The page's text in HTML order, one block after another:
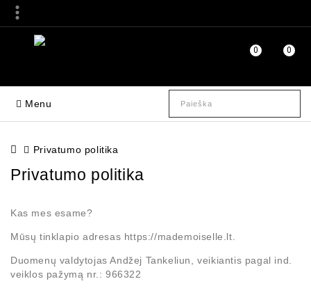
0 0
Menu
Privatumo politika
Privatumo politika
Kas mes esame?
Mūsų tinklapio adresas https://mademoiselle.lt.
Duomenų valdytojas Andžej Tankeliun, veikiantis pagal ind.
veiklos pažymą nr.: 966322